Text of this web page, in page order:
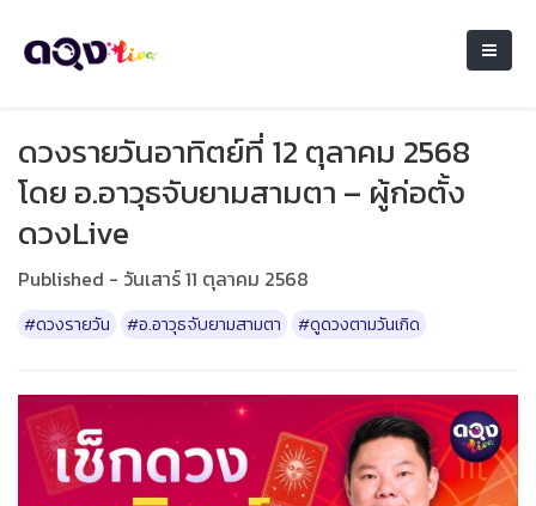
ดวงรายวันอาทิตย์ที่ 12 ตุลาคม 2568
โดย อ.อาวุธจับยามสามตา – ผู้ก่อตั้ง
ดวงLive
Published - วันเสาร์ 11 ตุลาคม 2568
#ดวงรายวัน #อ.อาวุธจับยามสามตา #ดูดวงตามวันเกิด